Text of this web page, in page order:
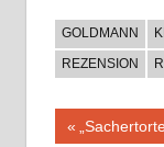
GOLDMANN
REZENSION
Vorheriger